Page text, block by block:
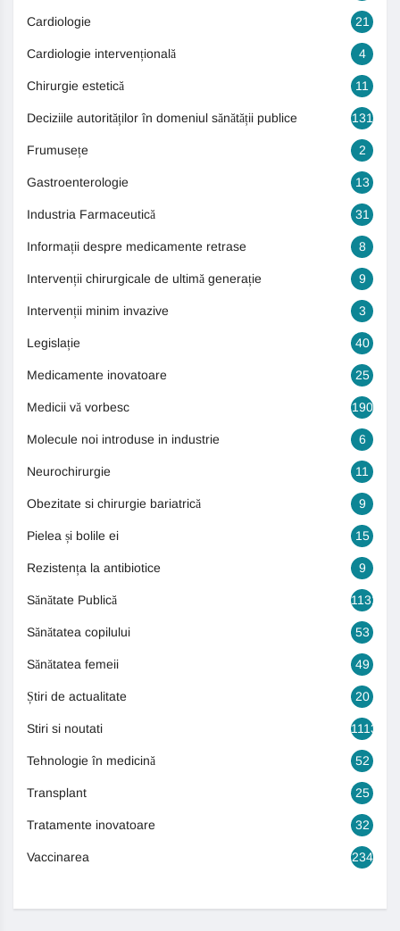
Cardiologie 21
Cardiologie intervențională 4
Chirurgie estetică 11
Deciziile autorităților în domeniul sănătății publice 131
Frumusețe 2
Gastroenterologie 13
Industria Farmaceutică 31
Informații despre medicamente retrase 8
Intervenții chirurgicale de ultimă generație 9
Intervenții minim invazive 3
Legislație 40
Medicamente inovatoare 25
Medicii vă vorbesc 190
Molecule noi introduse in industrie 6
Neurochirurgie 11
Obezitate si chirurgie bariatrică 9
Pielea și bolile ei 15
Rezistența la antibiotice 9
Sănătate Publică 1131
Sănătatea copilului 53
Sănătatea femeii 49
Știri de actualitate 20
Stiri si noutati 1113
Tehnologie în medicină 52
Transplant 25
Tratamente inovatoare 32
Vaccinarea 234